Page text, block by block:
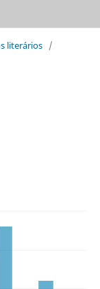
literários /